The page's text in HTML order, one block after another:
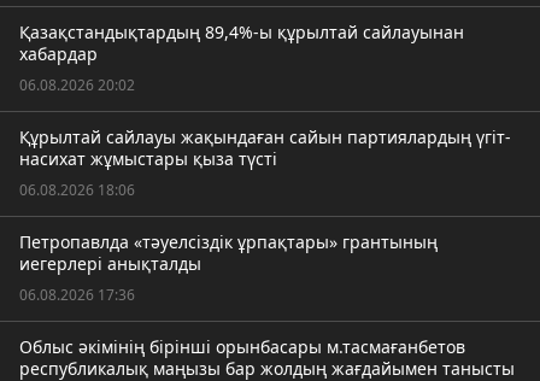
Қазақстандықтардың 89,4%-ы құрылтай сайлауынан
хабардар
06.08.2026 20:02
Құрылтай сайлауы жақындаған сайын партиялардың үгіт-
насихат жұмыстары қыза түсті
06.08.2026 18:06
Петропавлда «тәуелсіздік ұрпақтары» грантының
иегерлері анықталды
06.08.2026 17:36
Облыс әкімінің бірінші орынбасары м.тасмағанбетов
республикалық маңызы бар жолдың жағдайымен танысты